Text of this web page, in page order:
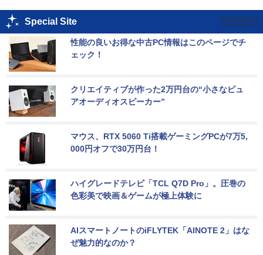
Special Site
性能の良いお得な中古PC情報はこのページでチ
ェック！
クリエイティブが作った2万円台の“小さなピュ
アオーディオスピーカー”
マウス、RTX 5060 Ti搭載ゲーミングPCが7万5,
000円オフで30万円台！
ハイグレードテレビ「TCL Q7D Pro」。圧巻の
色彩美で映画＆ゲームが極上体験に
AIスマートノートのiFLYTEK「AINOTE 2」はな
ぜ魅力的なのか？